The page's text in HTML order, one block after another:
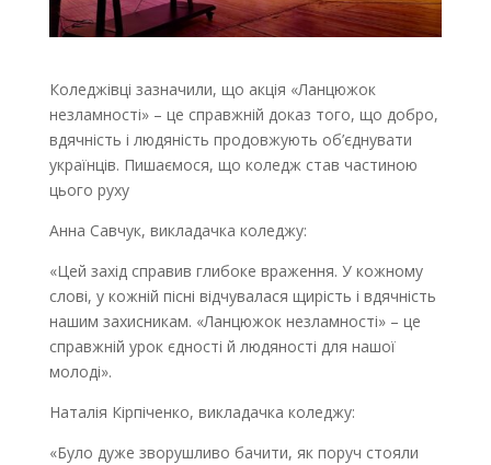
Коледжівці зазначили, що акція «Ланцюжок
незламності» – це справжній доказ того, що добро,
вдячність і людяність продовжують об’єднувати
українців. Пишаємося, що коледж став частиною
цього руху
Анна Савчук, викладачка коледжу:
«Цей захід справив глибоке враження. У кожному
слові, у кожній пісні відчувалася щирість і вдячність
нашим захисникам. «Ланцюжок незламності» – це
справжній урок єдності й людяності для нашої
молоді».
Наталія Кірпіченко, викладачка коледжу:
«Було дуже зворушливо бачити, як поруч стояли